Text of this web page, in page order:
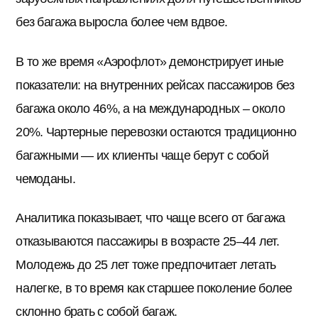
без багажа выросла более чем вдвое.
В то же время «Аэрофлот» демонстрирует иные
показатели: на внутренних рейсах пассажиров без
багажа около 46%, а на международных – около
20%. Чартерные перевозки остаются традиционно
багажными — их клиенты чаще берут с собой
чемоданы.
Аналитика показывает, что чаще всего от багажа
отказываются пассажиры в возрасте 25–44 лет.
Молодежь до 25 лет тоже предпочитает летать
налегке, в то время как старшее поколение более
склонно брать с собой багаж.